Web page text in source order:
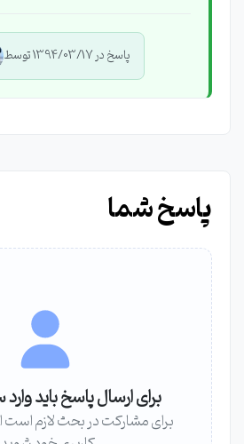
پاسخ در 1394/03/17 توسط
پاسخ شما
برای ارسال پاسخ باید
برای مشارکت در بحث لازم است